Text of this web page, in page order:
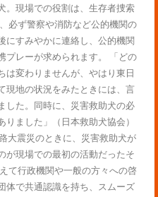
。現場での役割は、生存者捜索
必ず警察や消防など公的機関の
にすみやかに連絡し、公的機関
プレーが求められます。 「どの
は変わりませんが、やはり東日
現地の状況をみたときには、言
した。同時に、災害救助犬の必
ました」（日本救助犬協会）
大震災のときに、災害救助犬が
が現場での最初の活動だったそ
て行政機関や一般の方々への啓
体で共通認識を持ち、スムーズ